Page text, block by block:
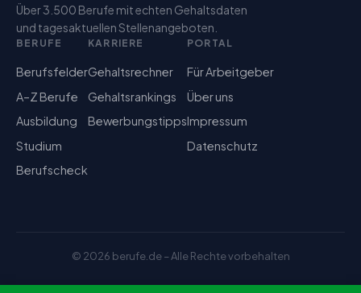
Über 3.500 Berufe mit echten Gehaltsdaten
und tagesaktuellen Stellenangeboten.
BERUFE
Berufsfelder
A–Z Berufe
Ausbildung
Studium
Berufscheck
KARRIERE
Gehaltsrechner
Gehaltsrankings
Bewerbungstipps
PORTAL
Für Arbeitgeber
Über uns
Impressum
Datenschutz
© 2026 berufe.de – Alle Rechte vorbehalten